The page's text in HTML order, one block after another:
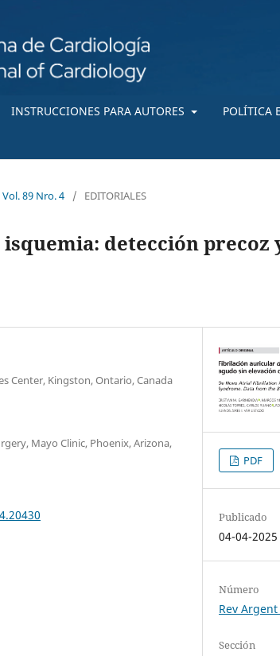
INSTRUCCIONES PARA AUTORES POLÍTICA
89 Nro. 4 / EDITORIALES
detección precoz
Center, Kingston, Ontario, Canada
Mayo Clinic, Phoenix, Arizona,
PDF
Publicado
04-04-2025
Número
Rev
Sección